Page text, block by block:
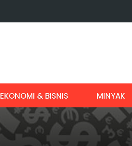
EKONOMI & BISNIS MINYAK